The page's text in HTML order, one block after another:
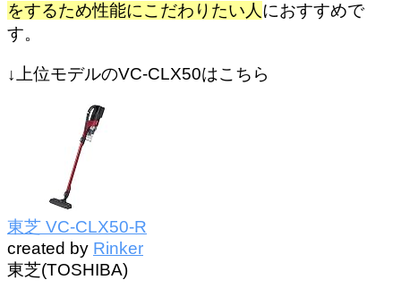
をするため性能にこだわりたい人におすすめで
す。
↓上位モデルのVC-CLX50はこちら
東芝 VC-CLX50-R
created by Rinker
東芝(TOSHIBA)